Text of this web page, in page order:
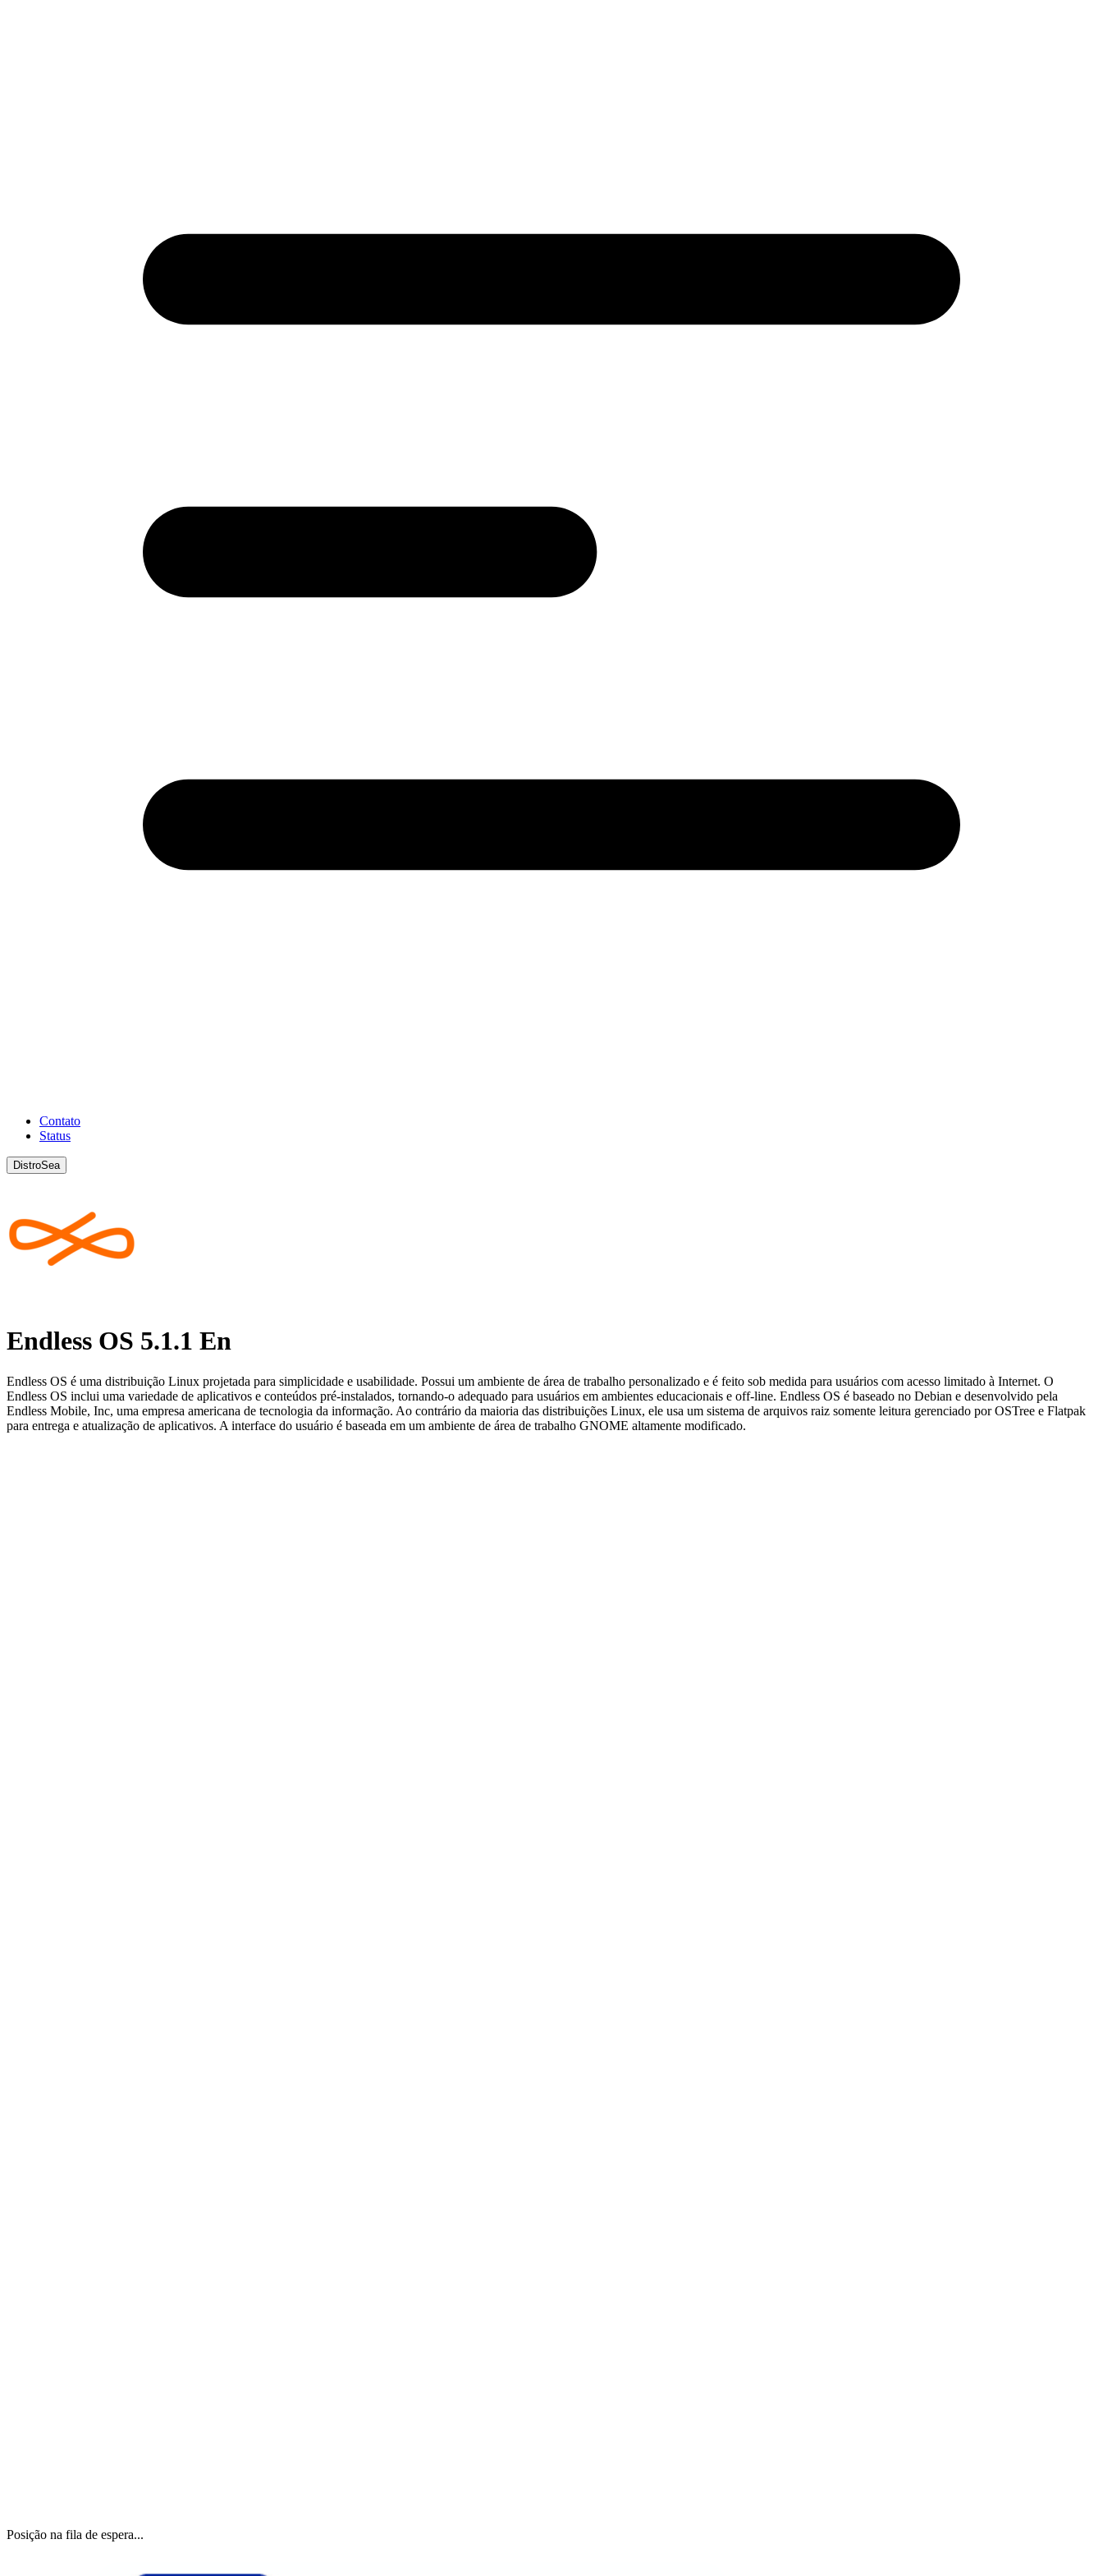
Contato
Status
DistroSea
Endless OS 5.1.1 En
Endless OS é uma distribuição Linux projetada para simplicidade e usabilidade. Possui um ambiente de área de trabalho personalizado e é feito sob medida para usuários com acesso limitado à Internet. O
Endless OS inclui uma variedade de aplicativos e conteúdos pré-instalados, tornando-o adequado para usuários em ambientes educacionais e off-line. Endless OS é baseado no Debian e desenvolvido pela
Endless Mobile, Inc, uma empresa americana de tecnologia da informação. Ao contrário da maioria das distribuições Linux, ele usa um sistema de arquivos raiz somente leitura gerenciado por OSTree e Flatpak
para entrega e atualização de aplicativos. A interface do usuário é baseada em um ambiente de área de trabalho GNOME altamente modificado.
Posição na fila de espera...